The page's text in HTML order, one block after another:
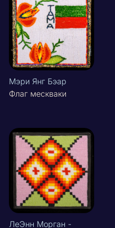
Мэри Янг Бэар
Флаг мескваки
ЛеЭнн Морган -